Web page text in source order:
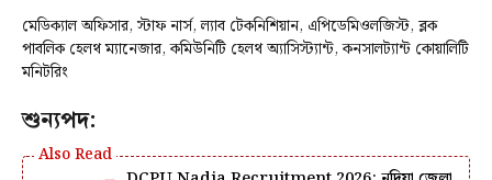
মেডিক্যাল অফিসার, স্টাফ নার্স, ল্যাব টেকনিশিয়ান, এপিডেমিওলজিস্ট, ব্লক
পাবলিক হেলথ ম্যানেজার, কমিউনিটি হেলথ অ্যাসিস্ট্যান্ট, কনসালট্যান্ট কোয়ালিটি
মনিটরিং
শুন্যপদ: